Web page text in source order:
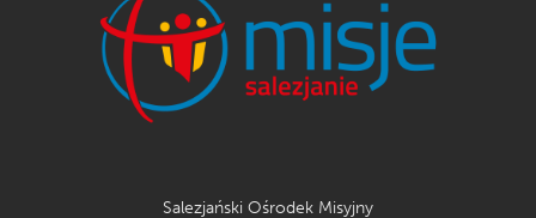
Salezjański Ośrodek Misyjny